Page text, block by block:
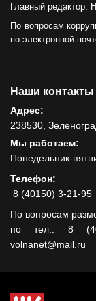
Главный редактор:
По вопросам
по электронной
Наши контакты
Адрес:
238530,
Мы работаем:
Понедельник-
Телефон:
8 (40150) 3-21-95
По вопросам
по тел.: 8
volnanet@mail.ru